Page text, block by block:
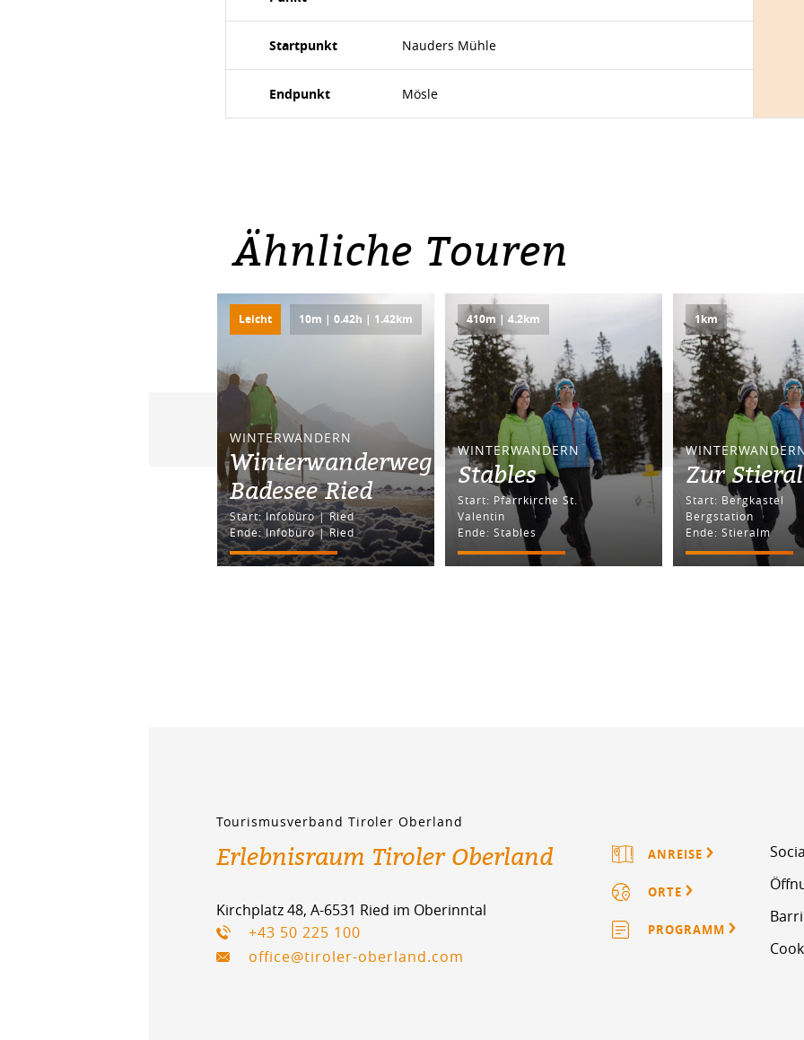
Startpunkt Nauders Mühle
Endpunkt Mösle
Ähnliche Touren
Leicht 10m | 0.42h | 1.42km
WINTERWANDERN
Winterwanderweg
Badesee Ried
Start: Infobüro | Ried
Ende: Infobüro | Ried
410m | 4.2km
WINTERWANDERN
Stables
Start: Pfarrkirche St.
Valentin
Ende: Stables
1km
Zur
Start: Bergkastel
Bergstation
Ende: Stieralm
Tourismusverband Tiroler Oberland
Erlebnisraum Tiroler Oberland
Kirchplatz 48, A-6531 Ried im Oberinntal
+43 50 225 100
office@tiroler-oberland.com
ANREISE
ORTE
PROGRAMM